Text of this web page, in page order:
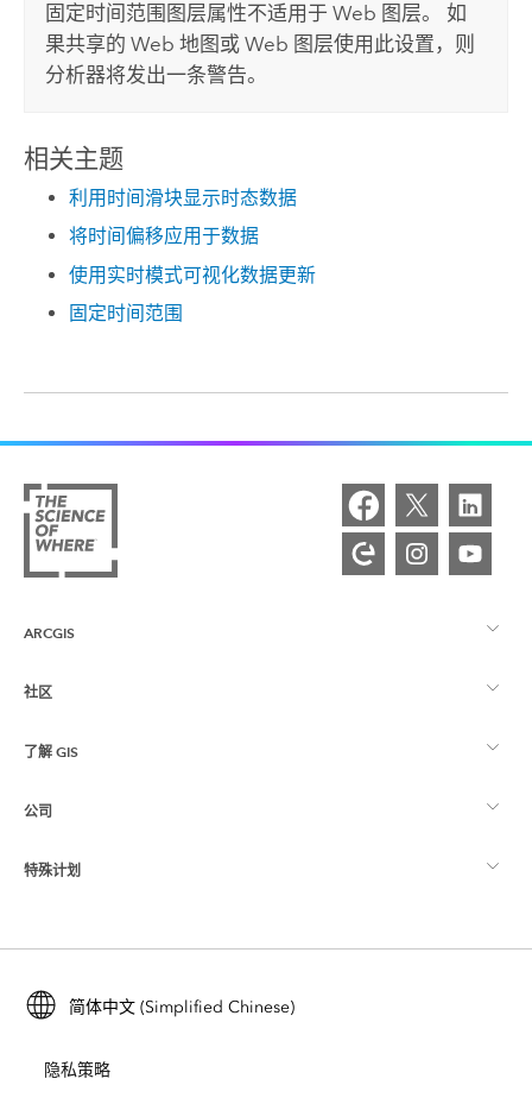
固定时间范围图层属性不适用于 Web 图层。 如
果共享的 Web 地图或 Web 图层使用此设置，则
分析器将发出一条警告。
相关主题
利用时间滑块显示时态数据
将时间偏移应用于数据
使用实时模式可视化数据更新
固定时间范围
ARCGIS
ArcGIS 概览
制图
社区
Esri 社区
ArcGIS 博客
用户研究和测试
Esri 年轻专家关系网
了解 GIS
什么是 GIS？
位置智能
培训
ArcUser
ArcNews
公司
关于 Esri
招贤纳士
开放视野
特殊计划
ArcGIS for Student Use
保护
简体中文 (Simplified Chinese)
隐私策略